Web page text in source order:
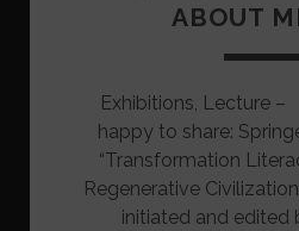
ABOUT
Exhibitions, Lecture
happy to share:
“Transformation
Regenerative
initiated and edited